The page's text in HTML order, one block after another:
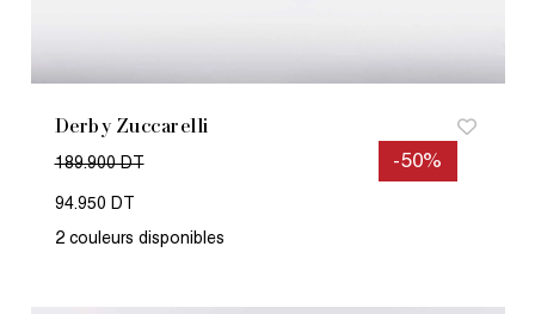
Derby Zuccarelli
-50%
189.900 DT
94.950 DT
2 couleurs disponibles